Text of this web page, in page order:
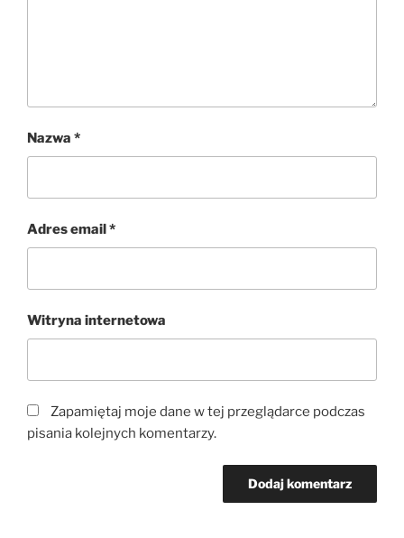
Nazwa *
Adres email*
Witryna internetowa
Zapamiętaj moje dane w tej przeglądarce podczas
pisania kolejnych komentarzy.